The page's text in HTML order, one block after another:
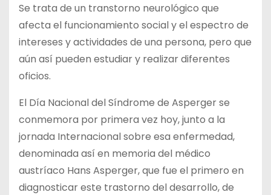
Se trata de un transtorno neurológico que
afecta el funcionamiento social y el espectro de
intereses y actividades de una persona, pero que
aún así pueden estudiar y realizar diferentes
oficios.
El Día Nacional del Síndrome de Asperger se
conmemora por primera vez hoy, junto a la
jornada Internacional sobre esa enfermedad,
denominada así en memoria del médico
austríaco Hans Asperger, que fue el primero en
diagnosticar este trastorno del desarrollo, de